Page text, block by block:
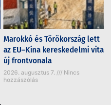
Marokkó és Törökország lett
az EU–Kína kereskedelmi vita
új frontvonala
2026. augusztus 7.
Nincs
hozzászólás